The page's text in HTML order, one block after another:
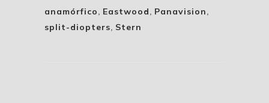
anamórfico, Eastwood, Panavision,
split-diopters, Stern